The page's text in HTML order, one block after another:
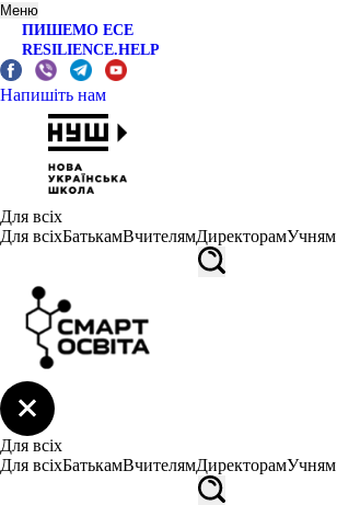
Меню
ПИШЕМО ЕСЕ
RESILIENCE.HELP
Напишіть нам
Для всіх
Для всіхБатькамВчителямДиректорамУчням
Для всіх
Для всіхБатькамВчителямДиректорамУчням